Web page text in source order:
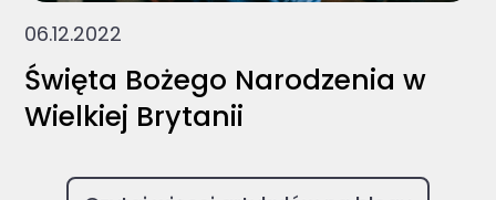
06.12.2022
Święta Bożego Narodzenia w
Wielkiej Brytanii